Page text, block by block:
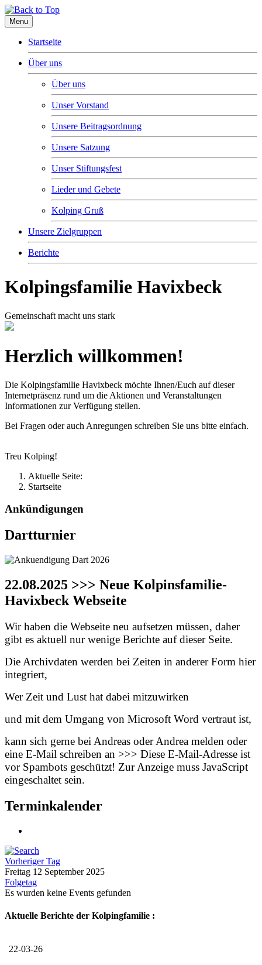
Menu
Startseite
Über uns
Über uns
Unser Vorstand
Unsere Beitragsordnung
Unsere Satzung
Unser Stiftungsfest
Lieder und Gebete
Kolping Gruß
Unsere Zielgruppen
Berichte
Kolpingsfamilie Havixbeck
Gemeinschaft macht uns stark
Herzlich willkommen!
Die Kolpingsfamilie Havixbeck möchte Ihnen/Euch auf dieser
Internetpräsenz rund um die Aktionen und Veranstaltungen
Informationen zur Verfügung stellen.
Bei Fragen oder auch Anregungen schreiben Sie uns bitte einfach.
Treu Kolping!
Aktuelle Seite:
Startseite
Ankündigungen
Dartturnier
22.08.2025 >>> Neue Kolpinsfamilie-
Havixbeck Webseite
Wir haben die Webseite neu aufsetzen müssen, daher
gibt es aktuell nur wenige Berichte auf dieser Seite.
Die Archivdaten werden bei Zeiten in anderer Form hier
integriert,
Wer Zeit und Lust hat dabei mitzuwirken
und mit dem Umgang von Microsoft Word vertraut ist,
kann sich gerne bei Andreas oder Andrea melden oder
eine E-Mail schreiben an >>> Diese E-Mail-Adresse ist
vor Spambots geschützt! Zur Anzeige muss JavaScript
eingeschaltet sein.
Terminkalender
Vorheriger Tag
Freitag 12 September 2025
Folgetag
Es wurden keine Events gefunden
Aktuelle Berichte der Kolpingfamilie :
22-03-26